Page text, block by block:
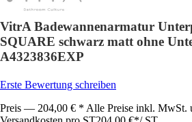
VitrA Badewannenarmatur
SQUARE schwarz matt ohne
A4323836EXP
Erste Bewertung schreiben
Preis — 204,00 € * Alle Preise inkl. MwSt.